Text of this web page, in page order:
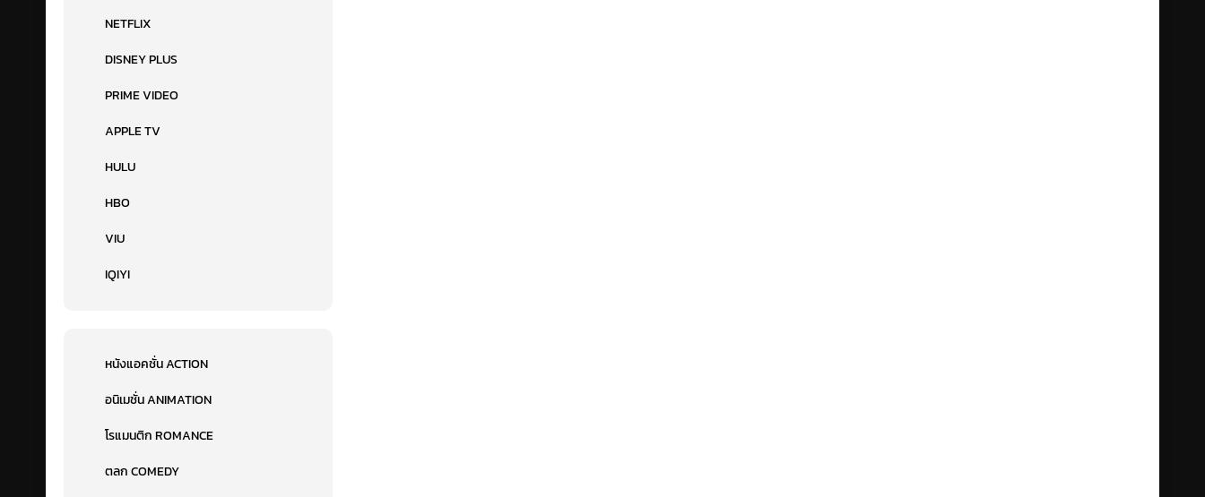
NETFLIX
DISNEY PLUS
PRIME VIDEO
APPLE TV
HULU
HBO
VIU
IQIYI
หนังแอคชั่น ACTION
อนิเมชั่น ANIMATION
โรแมนติก ROMANCE
ตลก COMEDY